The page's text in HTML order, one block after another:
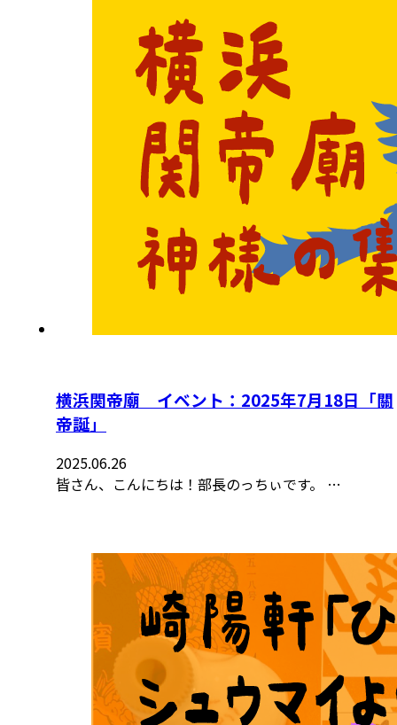
横浜関帝廟 イベント：2025年7月18日「關
帝誕」
2025.06.26
皆さん、こんにちは！部長のっちぃです。 …